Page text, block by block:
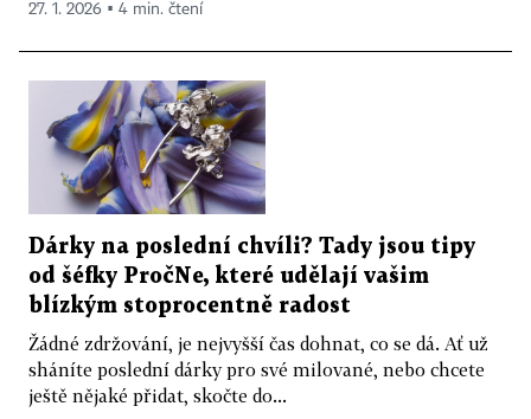
27. 1. 2026 ▪ 4 min. čtení
Dárky na poslední chvíli? Tady jsou tipy
od šéfky PročNe, které udělají vašim
blízkým stoprocentně radost
Žádné zdržování, je nejvyšší čas dohnat, co se dá. Ať už
sháníte poslední dárky pro své milované, nebo chcete
ještě nějaké přidat, skočte do...